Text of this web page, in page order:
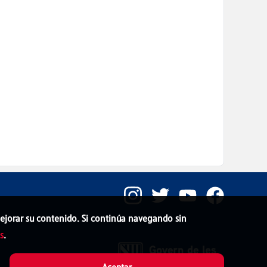
su contenido. Si continúa navegando sin
.